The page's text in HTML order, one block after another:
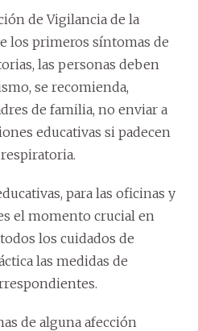
de Vigilancia de la
los primeros síntomas de
las personas deben
se recomienda,
de familia, no enviar a
educativas si padecen
para las oficinas y
el momento crucial en
los cuidados de
las medidas de
de alguna afección